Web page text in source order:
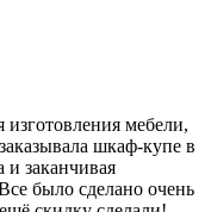
мебели,
шкаф-купе в
и заканчивая
было сделано очень